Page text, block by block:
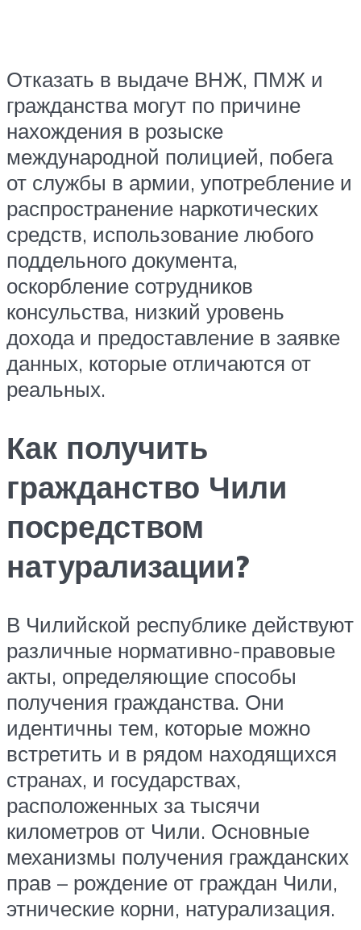
Отказать в выдаче ВНЖ, ПМЖ и
гражданства могут по причине
нахождения в розыске
международной полицией, побега
от службы в армии, употребление и
распространение наркотических
средств, использование любого
поддельного документа,
оскорбление сотрудников
консульства, низкий уровень
дохода и предоставление в заявке
данных, которые отличаются от
реальных.
Как получить
гражданство Чили
посредством
натурализации?
В Чилийской республике действуют
различные нормативно-правовые
акты, определяющие способы
получения гражданства. Они
идентичны тем, которые можно
встретить и в рядом находящихся
странах, и государствах,
расположенных за тысячи
километров от Чили. Основные
механизмы получения гражданских
прав – рождение от граждан Чили,
этнические корни, натурализация.